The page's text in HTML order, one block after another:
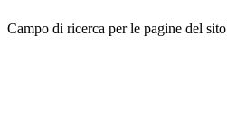
Campo di ricerca per le pagine del sito